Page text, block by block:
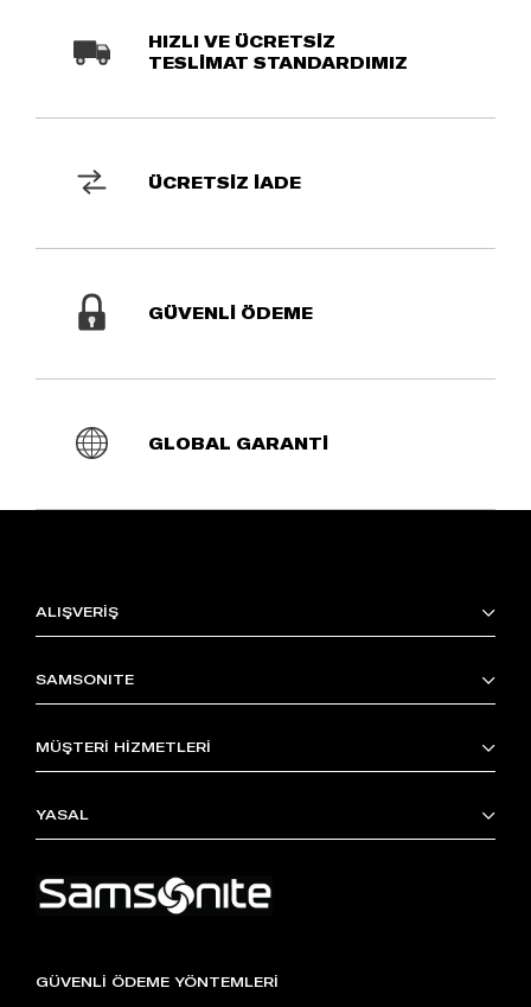
HIZLI VE ÜCRETSİZ
TESLİMAT STANDARDIMIZ
ÜCRETSİZ İADE
GÜVENLİ ÖDEME
GLOBAL GARANTİ
ALIŞVERİŞ
SAMSONITE
MÜŞTERİ HİZMETLERİ
YASAL
GÜVENLİ ÖDEME YÖNTEMLERİ